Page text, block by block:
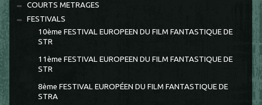
COURTS METRAGES
FESTIVALS
10ème FESTIVAL EUROPEEN DU FILM FANTASTIQUE DE
STR
11ème FESTIVAL EUROPEEN DU FILM FANTASTIQUE DE
STR
8ème FESTIVAL EUROPÉEN DU FILM FANTASTIQUE DE
STRA